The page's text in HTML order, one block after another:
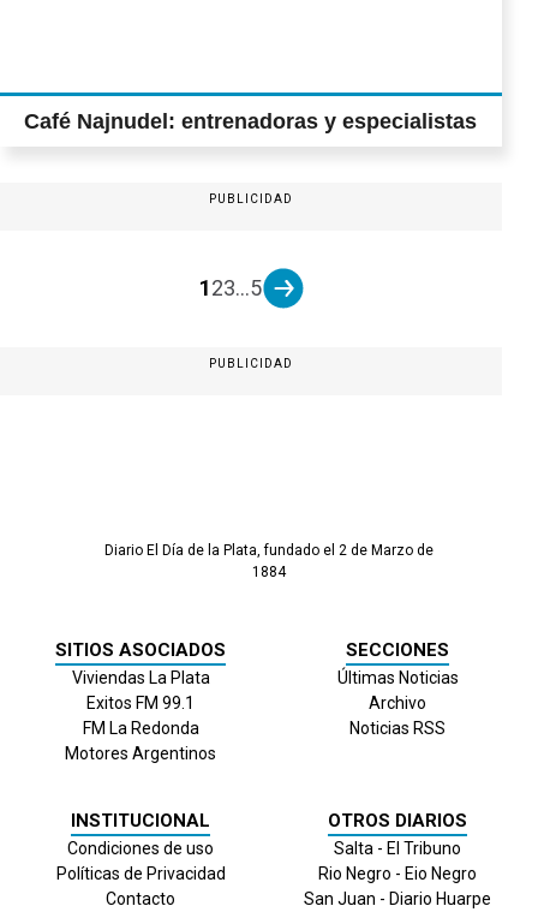
Café Najnudel: entrenadoras y especialistas
PUBLICIDAD
123...5
PUBLICIDAD
Diario El Día de la Plata, fundado el 2 de Marzo de
1884
SITIOS ASOCIADOS
Viviendas La Plata
Exitos FM 99.1
FM La Redonda
Motores Argentinos
SECCIONES
Últimas Noticias
Archivo
Noticias RSS
INSTITUCIONAL
Condiciones de uso
Políticas de Privacidad
Contacto
OTROS DIARIOS
Salta - El Tribuno
Rio Negro - Eio Negro
San Juan - Diario Huarpe